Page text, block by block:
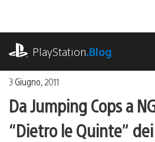
contenuto
PlayStation.Blog
3 Giugno, 2011
Da Jumping Cops a
“Dietro le Quinte”